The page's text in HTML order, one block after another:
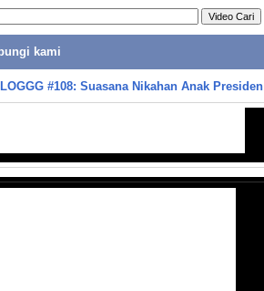
kami
#108: Suasana Nikahan Anak Presiden